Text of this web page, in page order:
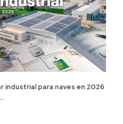
industrial para naves en 2026